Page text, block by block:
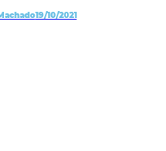
19/10/2021